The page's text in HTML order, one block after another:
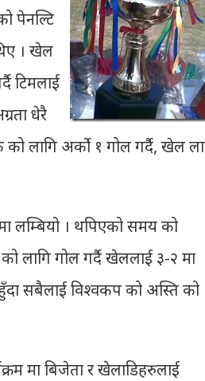
पेनल्टि
। खेल
टिमलाई
धेरै
लागि अर्को १ गोल गर्दै, खेल
लम्बियो । थपिएको समय को
लागि गोल गर्दै खेललाई ३-२ मा
सबैलाई विश्वकप को अस्ति को
मा बिजेता र खेलाडिहरुलाई